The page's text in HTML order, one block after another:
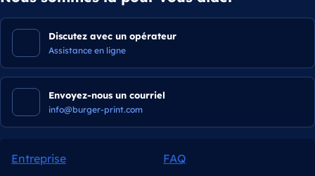
Discutez avec un opérateur
Assistance en ligne
Envoyez-nous un courriel
info@burger-print.com
Entreprise
FAQ